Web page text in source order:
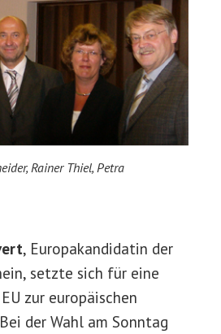
Rainer Thiel, Petra
, Europakandidatin der
setzte sich für eine
zur europäischen
der Wahl am Sonntag